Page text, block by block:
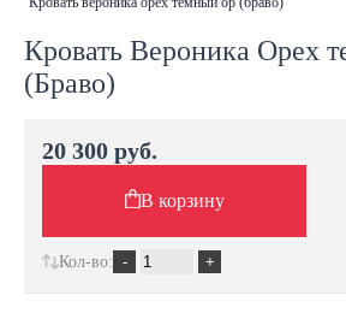
Кровать Вероника Орех
(Браво)
20 300 руб.
В корзину
Кол-во: